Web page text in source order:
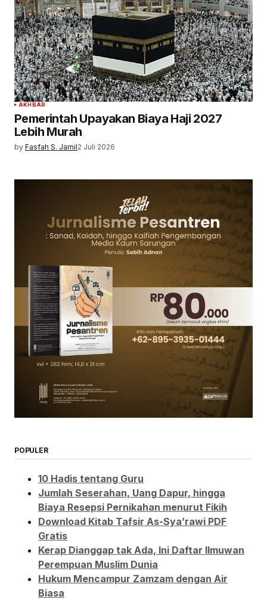
AKHBAR
Pemerintah Upayakan Biaya Haji 2027
Lebih Murah
by Fasfah S. Jamil2 Juli 2026
POPULER
10 Hadis tentang Guru
Jumlah Seserahan, Uang Dapur, hingga
Biaya Resepsi Pernikahan menurut Fikih
Download Kitab Tafsir As-Sya’rawi PDF
Gratis
Kerap Dianggap tak Ada, Ini Daftar Ilmuwan
Perempuan Muslim Dunia
Hukum Mencampur Zamzam dengan Air
Biasa